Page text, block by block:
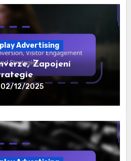
a vytvářet strategie, které
na spokojené zákazníky.
Advertising
Zapojení